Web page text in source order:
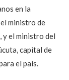
en la
ministro de
el ministro del
capital de
el país.